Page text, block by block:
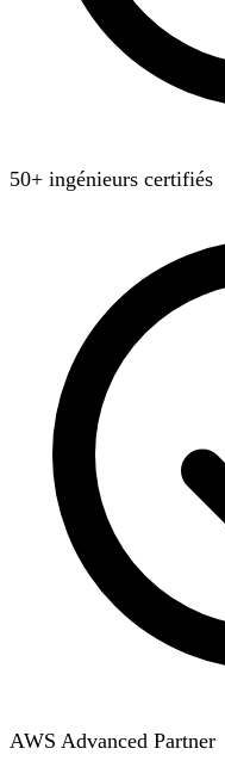
50+ ingénieurs certifiés
AWS Advanced Partner